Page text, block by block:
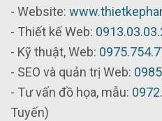
- Website:
- Thiết kế Web:
- Kỹ thuật, Web:
- SEO và quản trị Web:
- Tư vấn đồ họa, mẫu:
Tuyến)